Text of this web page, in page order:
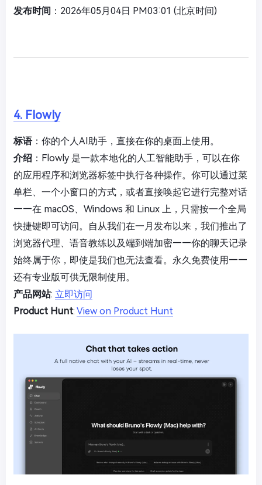
发布时间 ：2026年05月04日 PM03:01 (北京时间)
4. Flowly
标语：你的个人AI助手，直接在你的桌面上使用。
介绍 ：Flowly 是一款本地化的人工智能助手，可以在你
的应用程序和浏览器标签中执行各种操作。你可以通过菜
单栏、一个小窗口的方式，或者直接唤起它进行完整对话
——在 macOS、Windows 和 Linux 上，只需按一个全局
快捷键即可访问。自从我们在一月发布以来，我们推出了
浏览器代理、语音教练以及端到端加密——你的聊天记录
始终属于你，即使是我们也无法查看。永久免费使用——
还有专业版可供无限制使用。
产品网站: 立即访问
Product Hunt: View on Product Hunt